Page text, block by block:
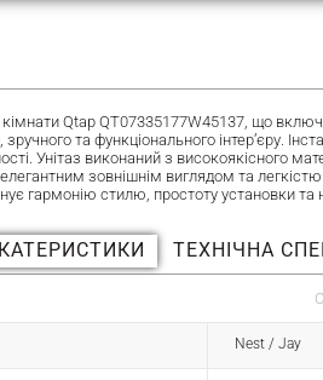
Qtap QT07335177W45137, що
та функціонального інтер’єру.
Унітаз виконаний з високоякісного
зовнішнім виглядом та
гармонію стилю, простоту установки
ТЕХНІЧНА
Nest / Jay